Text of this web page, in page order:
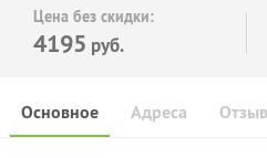
Цена без скидки:
4195 руб.
Основное Адреса